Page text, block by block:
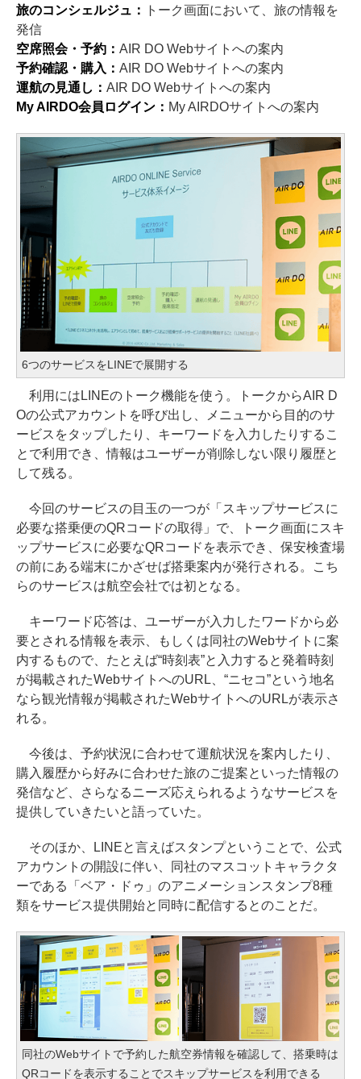
旅のコンシェルジュ：
トーク画面において、旅の情報を
発信
空席照会・予約： AIR DO Webサイトへの案内
予約確認・購入： AIR DO Webサイトへの案内
運航の見通し： AIR DO Webサイトへの案内
My AIRDO会員ログイン： My AIRDOサイトへの案内
6つのサービスをLINEで展開する
利用にはLINEのトーク機能を使う。トークからAIR D
Oの公式アカウントを呼び出し、メニューから目的のサ
ービスをタップしたり、キーワードを入力したりするこ
とで利用でき、情報はユーザーが削除しない限り履歴と
して残る。
今回のサービスの目玉の一つが「スキップサービスに
必要な搭乗便のQRコードの取得」で、トーク画面にスキ
ップサービスに必要なQRコードを表示でき、保安検査場
の前にある端末にかざせば搭乗案内が発行される。こち
らのサービスは航空会社では初となる。
キーワード応答は、ユーザーが入力したワードから必
要とされる情報を表示、もしくは同社のWebサイトに案
内するもので、たとえば“時刻表”と入力すると発着時刻
が掲載されたWebサイトへのURL、“ニセコ”という地名
なら観光情報が掲載されたWebサイトへのURLが表示さ
れる。
今後は、予約状況に合わせて運航状況を案内したり、
購入履歴から好みに合わせた旅のご提案といった情報の
発信など、さらなるニーズ応えられるようなサービスを
提供していきたいと語っていた。
そのほか、LINEと言えばスタンプということで、公式
アカウントの開設に伴い、同社のマスコットキャラクタ
ーである「ベア・ドゥ」のアニメーションスタンプ8種
類をサービス提供開始と同時に配信するとのことだ。
同社のWebサイトで予約した航空券情報を確認して、搭乗時は
QRコードを表示することでスキップサービスを利用できる